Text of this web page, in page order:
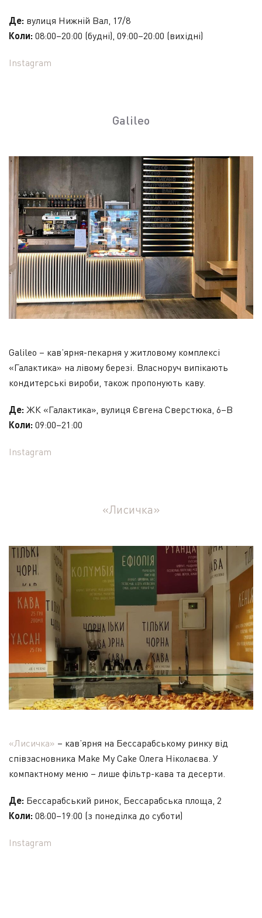
Де: вулиця Нижній Вал, 17/8
Коли: 08:00–20:00 (будні), 09:00–20:00 (вихідні)
Instagram
Galileo
Galileo – кав’ярня-пекарня у житловому комплексі
«Галактика» на лівому березі. Власноруч випікають
кондитерські вироби, також пропонують каву.
Де: ЖК «Галактика», вулиця Євгена Сверстюка, 6–В
Коли: 09:00–21:00
Instagram
«Лисичка»
«Лисичка» – кав’ярня на Бессарабському ринку від
співзасновника Make My Cake Олега Ніколаєва. У
компактному меню – лише фільтр-кава та десерти.
Де: Бессарабський ринок, Бессарабська площа, 2
Коли: 08:00–19:00 (з понеділка до суботи)
Instagram